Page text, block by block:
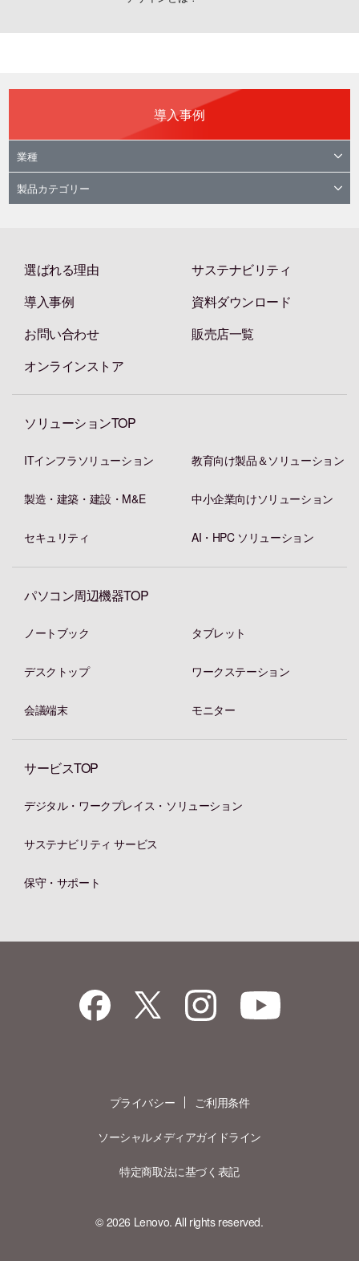
導入事例
業種
製品カテゴリー
選ばれる理由
サステナビリティ
導入事例
資料ダウンロード
お問い合わせ
販売店一覧
オンラインストア
ソリューションTOP
ITインフラソリューション 教育向け製品＆ソリューション
製造・建築・建設・M&E 中小企業向けソリューション
セキュリティ AI・HPC ソリューション
パソコン周辺機器TOP
ノートブック タブレット
デスクトップ ワークステーション
会議端末 モニター
サービスTOP
デジタル・ワークプレイス・ソリューション
サステナビリティ サービス
保守・サポート
プライバシー ご利用条件
ソーシャルメディアガイドライン
特定商取法に基づく表記
© 2026 Lenovo. All rights reserved.